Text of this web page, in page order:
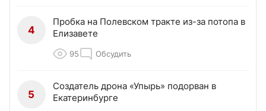
4
Пробка на Полевском тракте из-за потопа в
Елизавете
95 Обсудить
5
Создатель дрона «Упырь» подорван в
Екатеринбурге